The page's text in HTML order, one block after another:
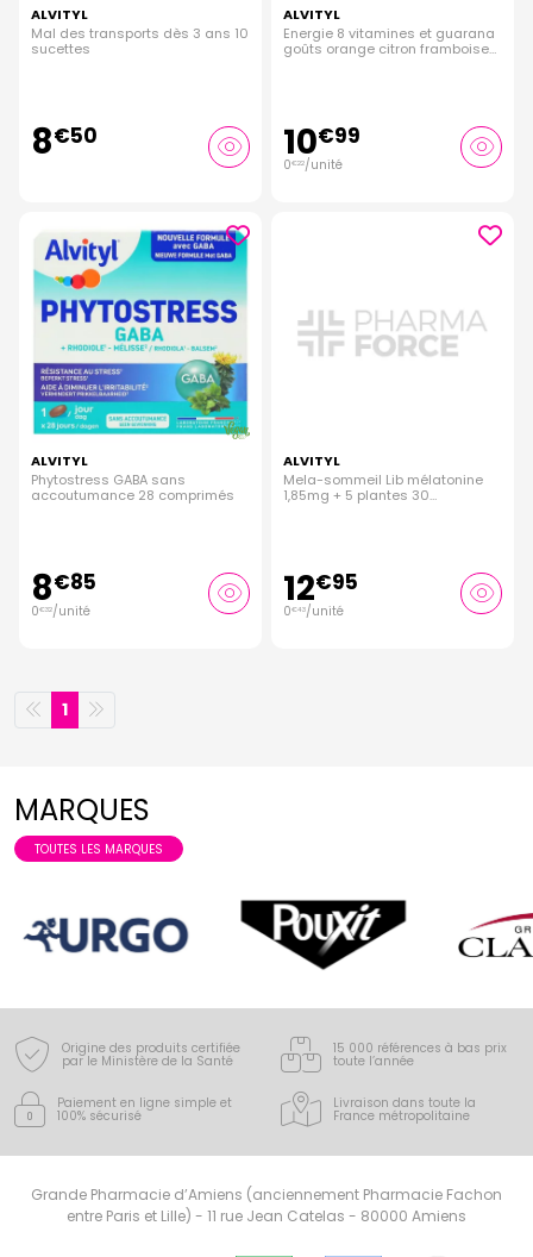
ALVITYL
Mal des transports dès 3 ans 10
sucettes
8€50
ALVITYL
Energie 8 vitamines et guarana
goûts orange citron framboise
10€99
0€22/unité
ALVITYL
Phytostress GABA sans
accoutumance 28 comprimés
8€85
0€32/unité
ALVITYL
Mela-sommeil Lib mélatonine
1,85mg + 5 plantes 30
12€95
0€43/unité
1
MARQUES
TOUTES LES MARQUES
Origine des produits certifiée
par le Ministère de la Santé
15 000 références à bas prix
toute l’année
Paiement en ligne simple et
100% sécurisé
Livraison dans toute la
France métropolitaine
Grande Pharmacie d’Amiens (anciennement Pharmacie Fachon
entre Paris et Lille) - 11 rue Jean Catelas - 80000 Amiens